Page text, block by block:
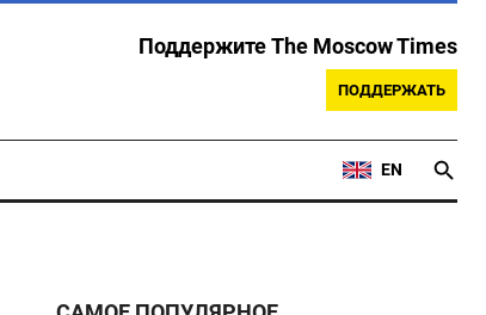
Поддержите The Moscow Times
ПОДДЕРЖАТЬ
EN